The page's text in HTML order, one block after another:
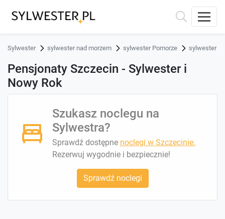
Sylwester sylwester nad morzem sylwester Pomorze sylwester
Pensjonaty Szczecin - Sylwester i
Nowy Rok
Szukasz noclegu na
Sylwestra?
Sprawdź dostępne noclegi w Szczecinie.
Rezerwuj wygodnie i bezpiecznie!
Sprawdź noclegi